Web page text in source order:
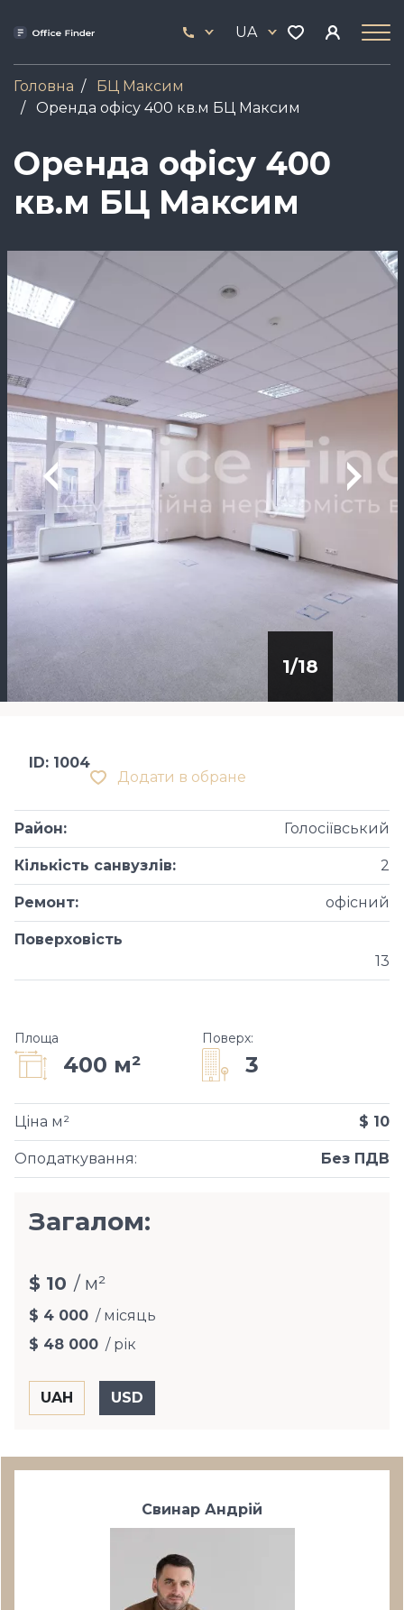
17
UA
Головна
БЦ Максим
Оренда офісу 400 кв.м БЦ Максим
Оренда офісу 400
кв.м БЦ Максим
Зображення
1/18
Додати в обране
ID: 1004
Район: Голосіївський
Кількість санвузлів: 2
Ремонт: офісний
Поверховість
13
Площа
400 м²
Поверх:
3
Оподаткування: Без ПДВ
Ціна м² $ 10
Загалом:
$ 10 / м²
$ 4 000 / місяць
$ 48 000 / рік
Свинар Андрій